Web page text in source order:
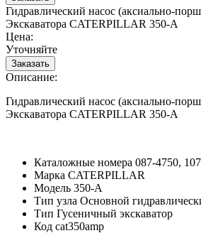
Гидравлический насос (аксиально-
Экскаватора CATERPILLAR 350-A
Цена:
Уточняйте
Описание:
Гидравлический насос (аксиально-
Экскаватора CATERPILLAR 350-A
Каталожные номера 087-4750,
Марка CATERPILLAR
Модель 350-A
Тип узла Основной
Тип Гусеничный экскаватор
Код cat350amp